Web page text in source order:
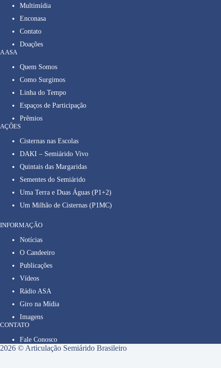
Multimídia
Enconasa
Contato
Doações
A ASA
Quem Somos
Como Surgimos
Linha do Tempo
Espaços de Participação
Prêmios
AÇÕES
Cisternas nas Escolas
DAKI – Semiárido Vivo
Quintais das Margaridas
Sementes do Semiárido
Uma Terra e Duas Águas (P1+2)
Um Milhão de Cisternas (P1MC)
INFORMAÇÃO
Notícias
O Candeeiro
Publicações
Vídeos
Rádio ASA
Giro na Mídia
Imagens
CONTATO
Fale Conosco
2026 © Articulação Semiárido Brasileiro